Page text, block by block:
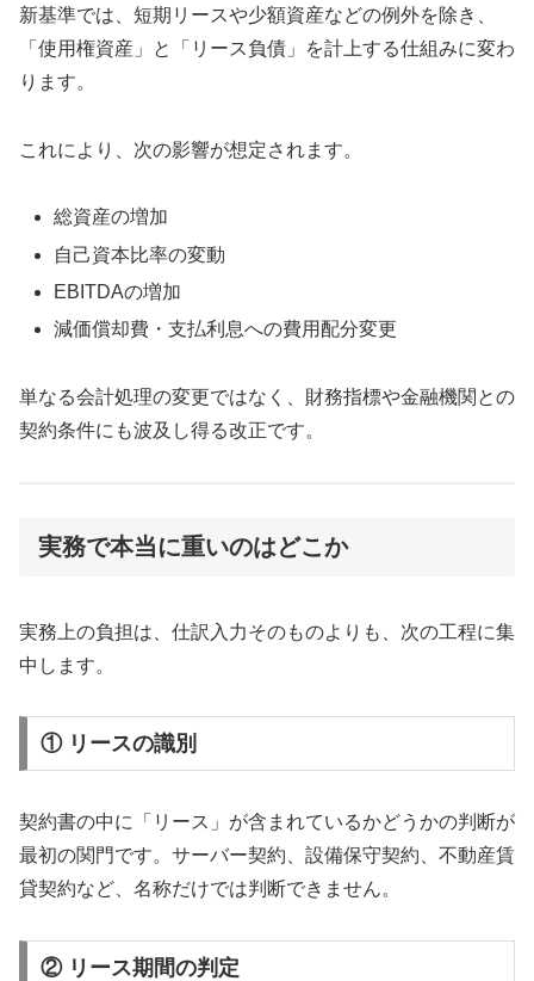
新基準では、短期リースや少額資産などの例外を除き、
「使用権資産」と「リース負債」を計上する仕組みに変わ
ります。
これにより、次の影響が想定されます。
総資産の増加
自己資本比率の変動
EBITDAの増加
減価償却費・支払利息への費用配分変更
単なる会計処理の変更ではなく、財務指標や金融機関との
契約条件にも波及し得る改正です。
実務で本当に重いのはどこか
実務上の負担は、仕訳入力そのものよりも、次の工程に集
中します。
① リースの識別
契約書の中に「リース」が含まれているかどうかの判断が
最初の関門です。サーバー契約、設備保守契約、不動産賃
貸契約など、名称だけでは判断できません。
② リース期間の判定